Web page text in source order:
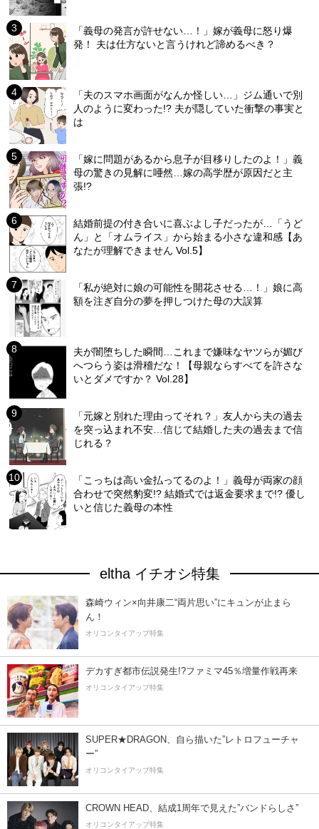
「義母の発言が許せない…！」嫁が義母に怒り爆
発！ 夫は仕方ないと言うけれど諦めるべき？
「夫のスマホ画面がなんか怪しい…」ジム通いで別
人のように変わった!? 夫が隠していた衝撃の事実と
は
「嫁に問題があるから息子が目移りしたのよ！」義
母の驚きの見解に唖然…嫁の高学歴が原因だと主
張!?
結婚前提の付き合いに喜ぶよし子だったが…「うど
ん」と「オムライス」から始まる小さな違和感【あ
なたが理解できません Vol.5】
「私が絶対に娘の可能性を開花させる…！」娘に高
額を注ぎ自分の夢を押しつけた母の大誤算
夫が闇堕ちした瞬間…これまで嫌味なヤツらが媚び
へつらう姿は滑稽だな！【母親ならすべてを許さな
いとダメですか？ Vol.28】
「元嫁と別れた理由ってそれ？」友人から夫の過去
を突っ込まれ不安…信じて結婚した夫の過去まで信
じれる？
「こっちは高い金払ってるのよ！」義母が両家の顔
合わせで突然豹変!? 結婚式では返金要求まで!? 優し
いと信じた義母の本性
eltha イチオシ特集
森崎ウィン×向井康二“両片思い”にキュンが止まら
ん！
オリコンタイアップ特集
デカすぎ都市伝説発生!?ファミマ45％増量作戦再来
オリコンタイアップ特集
SUPER★DRAGON、自ら描いた”レトロフューチャ
ー”
オリコンタイアップ特集
CROWN HEAD、結成1周年で見えた”バンドらしさ”
オリコンタイアップ特集